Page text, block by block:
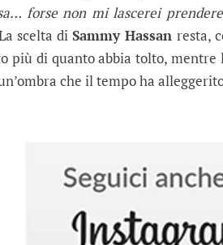
forse non mi lascerei
scelta diSammy Hassan resta,
più di quanto abbia tolto, mentre
che il tempo ha